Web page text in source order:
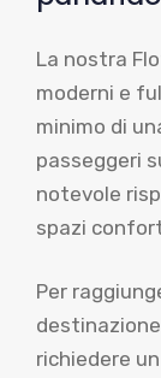
La nostra
moderni e
minimo di
passeggeri
notevole
spazi
Per
richiedere